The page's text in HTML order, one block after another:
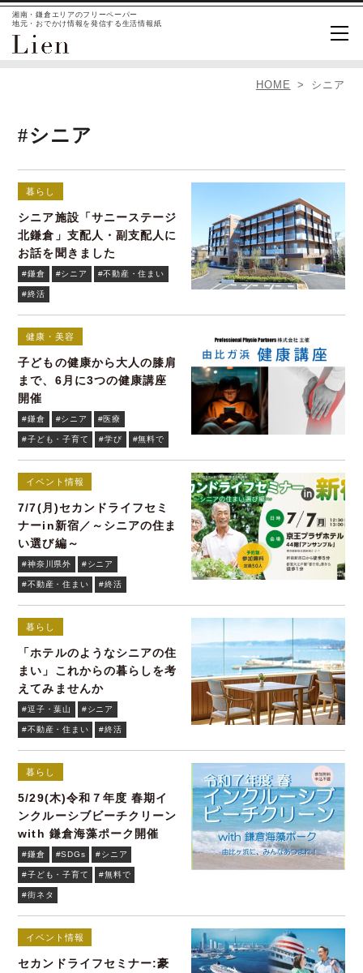
湘南・鎌倉エリアのフリーペーパー
地元・おでかけ情報を発信する生活情報紙
HOME シニア
#シニア
暮らし
シニア施設「サニーステージ
北鎌倉」支配人・副支配人に
お話を聞きました
#鎌倉 #シニア #不動産・住まい
#終活
健康・美容
子どもの健康から大人の膝肩
まで、6月に3つの健康講座
開催
#鎌倉 #シニア #医療
#子ども・子育て #学び #無料で
イベント情報
7/7(月)セカンドライフセミ
ナーin新宿／～シニアの住ま
い選び編～
#神奈川県外 #シニア
#不動産・住まい #終活
暮らし
「ホテルのようなシニアの住
まい」これからの暮らしを考
えてみませんか
#逗子・葉山 #シニア
#不動産・住まい #終活
暮らし
5/29(木)令和７年度 春期イ
ンクルーシブビーチクリーン
with 鎌倉海藻ポーク開催
#鎌倉 #SDGs #シニア
#子ども・子育て #無料で
#街ネタ
イベント情報
セカンドライフセミナー:豪